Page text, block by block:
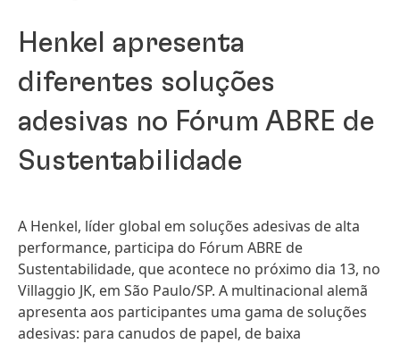
Henkel apresenta
diferentes soluções
adesivas no Fórum ABRE de
Sustentabilidade
A Henkel, líder global em soluções adesivas de alta
performance, participa do Fórum ABRE de
Sustentabilidade, que acontece no próximo dia 13, no
Villaggio JK, em São Paulo/SP. A multinacional alemã
apresenta aos participantes uma gama de soluções
adesivas: para canudos de papel, de baixa